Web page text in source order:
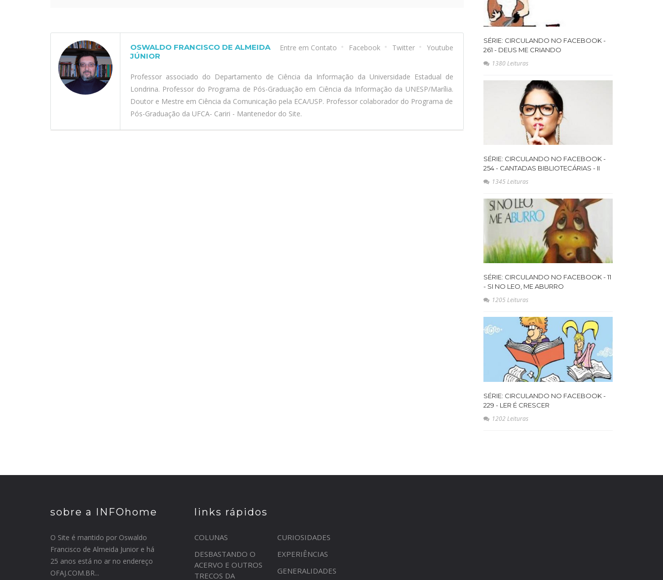
Entre em Contato Facebook Twitter Youtube
OSWALDO FRANCISCO DE ALMEIDA
JÚNIOR
Professor associado do Departamento de Ciência da Informação da Universidade Estadual de
Londrina. Professor do Programa de Pós-Graduação em Ciência da Informação da UNESP/Marília.
Doutor e Mestre em Ciência da Comunicação pela ECA/USP. Professor colaborador do Programa de
Pós-Graduação da UFCA- Cariri - Mantenedor do Site.
SÉRIE: CIRCULANDO NO FACEBOOK -
261 - DEUS ME CRIANDO
1380 Leituras
SÉRIE: CIRCULANDO NO FACEBOOK -
254 - CANTADAS BIBLIOTECÁRIAS - II
1345 Leituras
SÉRIE: CIRCULANDO NO FACEBOOK - 11
- SI NO LEO, ME ABURRO
1205 Leituras
SÉRIE: CIRCULANDO NO FACEBOOK -
229 - LER É CRESCER
1202 Leituras
sobre a INFOhome
O Site é mantido por Oswaldo
Francisco de Almeida Junior e há
25 anos está no ar no endereço
OFAJ.COM.BR...
links rápidos
COLUNAS
CURIOSIDADES
DESBASTANDO O
ACERVO E OUTROS
TRECOS DA
EXPERIÊNCIAS
GENERALIDADES